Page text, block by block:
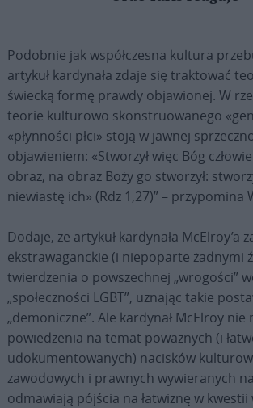
Podobnie jak współczesna kultura
artykuł kardynała zdaje się traktować
świecką formę prawdy objawionej. W
teorie kulturowo skonstruowanego
«płynności płci» stoją w jawnej
objawieniem: «Stworzył więc Bóg
obraz, na obraz Boży go stworzył:
niewiastę ich» (Rdz 1,27)” – przypomina
Dodaje, że artykuł kardynała McElroy’a
ekstrawaganckie (i niepoparte żadnymi
twierdzenia o powszechnej „wrogości”
„społeczności LGBT”, uznając takie
„demoniczne”. Ale kardynał McElroy nie
powiedzenia na temat poważnych (i
udokumentowanych) nacisków
zawodowych i prawnych wywieranych
odmawiają pójścia na łatwiznę w kwestii